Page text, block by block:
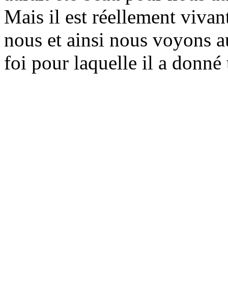
Mais il est réellement
nous et ainsi nous voyons
foi pour laquelle il a donné